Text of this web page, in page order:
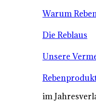
Warum
Die Reblaus
Unsere
im